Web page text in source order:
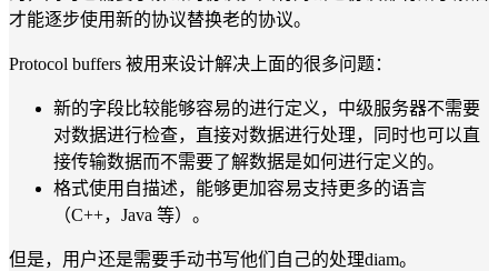
才能逐步使用新的协议替换老的协议。
Protocol buffers 被用来设计解决上面的很多问题：
新的字段比较能够容易的进行定义，中级服务器不需要
对数据进行检查，直接对数据进行处理，同时也可以直
接传输数据而不需要了解数据是如何进行定义的。
格式使用自描述，能够更加容易支持更多的语言
（C++，Java 等）。
但是，用户还是需要手动书写他们自己的处理diam。